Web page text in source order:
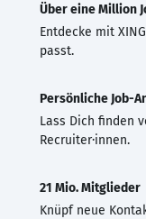
Über eine Million
Entdecke mit
passt.
Persönliche Job-
Lass Dich finden
Recruiter·innen.
21 Mio. Mitglieder
Knüpf neue